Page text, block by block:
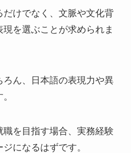
けでなく、文脈や文化背
を選ぶことが求められま
ろん、日本語の表現力や異
職を目指す場合、実務経験
になるはずです。